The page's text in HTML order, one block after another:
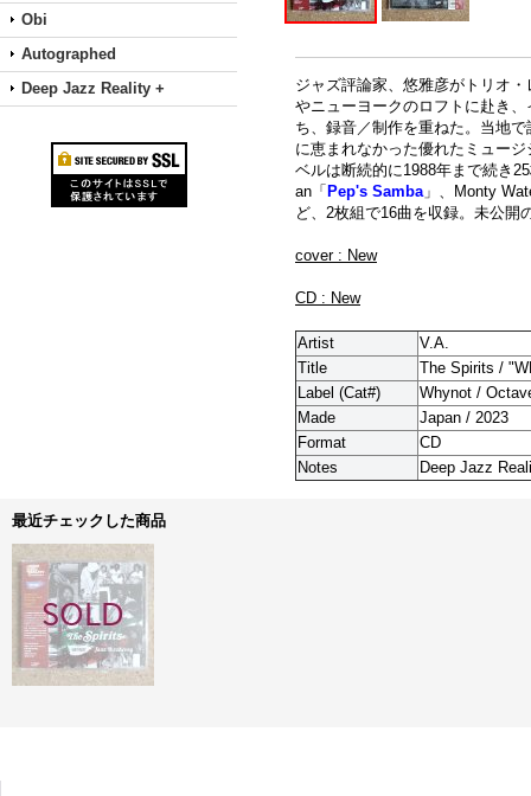
Obi
Autographed
Deep Jazz Reality +
ジャズ評論家、悠雅彦がトリオ
やニューヨークのロフトに赴き
ち、録音／制作を重ねた。当地
に恵まれなかった優れたミュー
ベルは断続的に1988年まで続き
an「 Pep's Samba」、Monty
ど、2枚組で16曲を収録。未公開
cover : New
CD : New
Artist
V.A.
Title
The Spirits /
Label (Cat#)
Whynot /
Made
Japan / 2023
Format
CD
Notes
Deep Jazz
最近チェックした商品